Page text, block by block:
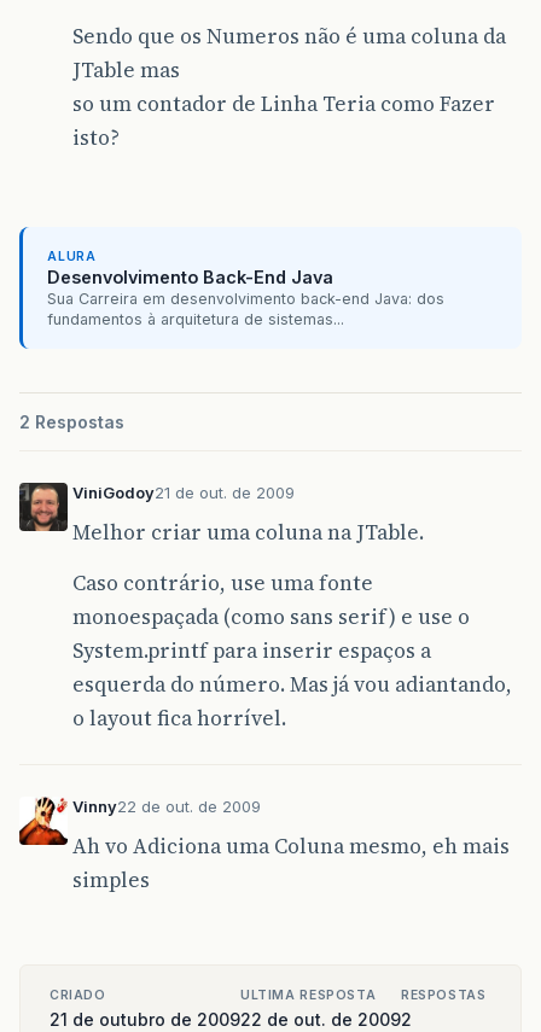
Sendo que os Numeros não é uma coluna da
JTable mas
so um contador de Linha Teria como Fazer
isto?
ALURA
Desenvolvimento Back-End Java
Sua Carreira em desenvolvimento back-end Java: dos
fundamentos à arquitetura de sistemas...
2 Respostas
ViniGodoy21 de out. de 2009
Melhor criar uma coluna na JTable.
Caso contrário, use uma fonte
monoespaçada (como sans serif) e use o
System.printf para inserir espaços a
esquerda do número. Mas já vou adiantando,
o layout fica horrível.
Vinny22 de out. de 2009
Ah vo Adiciona uma Coluna mesmo, eh mais
simples
CRIADO
21 de outubro de 2009
ULTIMA RESPOSTA
22 de out. de 2009
RESPOSTAS
2